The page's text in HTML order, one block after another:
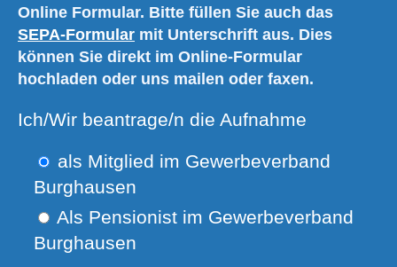
Online Formular. Bitte füllen Sie auch das
SEPA-Formular mit Unterschrift aus. Dies
können Sie direkt im Online-Formular
hochladen oder uns mailen oder faxen.
Ich/Wir beantrage/n die Aufnahme
als Mitglied im Gewerbeverband
Burghausen
Als Pensionist im Gewerbeverband
Burghausen